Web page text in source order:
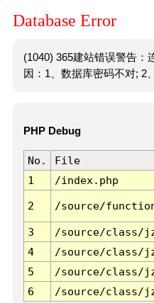
Database Error
(1040) 365建站错误警告：
因：1、数据库密码不对; 2
PHP Debug
No. File
1
/index.php
2 /source/
3 /source/class/
4
/source/class/
5
/source/class/
6
/source/class/